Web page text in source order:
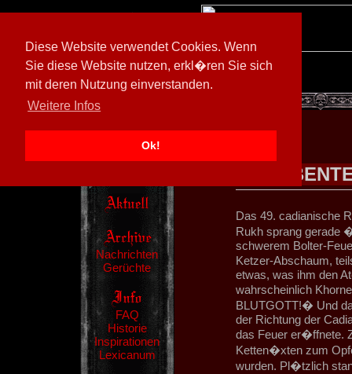
Diese Website verwendet Cookies. Wenn
Sie diese Website nutzen, erkl�ren Sie sich
mit deren Nutzung einverstanden.
Weitere Infos
Ok!
[ 600026/M3]
Nachrichten
Gerüchte
FAQ
Historie
Inspirationen
Lexicanum
Das 49. cadianische
Rukh sprang gerade
schwerem Bolter-
Ketzer-Abschaum,
etwas, was ihm den
wahrscheinlich
BLUTGOTT!� Und
der Richtung der
das Feuer er�ffnete.
Ketten�xten zum
wurden. Pl�tzlich